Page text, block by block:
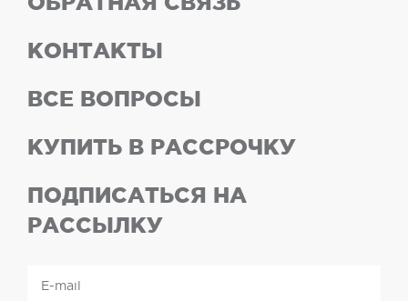
КОНТАКТЫ
ВСЕ ВОПРОСЫ
КУПИТЬ В РАССРОЧКУ
ПОДПИСАТЬСЯ НА
РАССЫЛКУ